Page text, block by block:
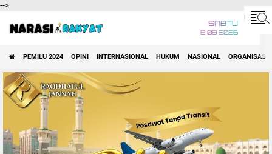
-->
SABTU
8 08 2026
PEMILU 2024 OPINI INTERNASIONAL HUKUM NASIONAL ORGANISASI